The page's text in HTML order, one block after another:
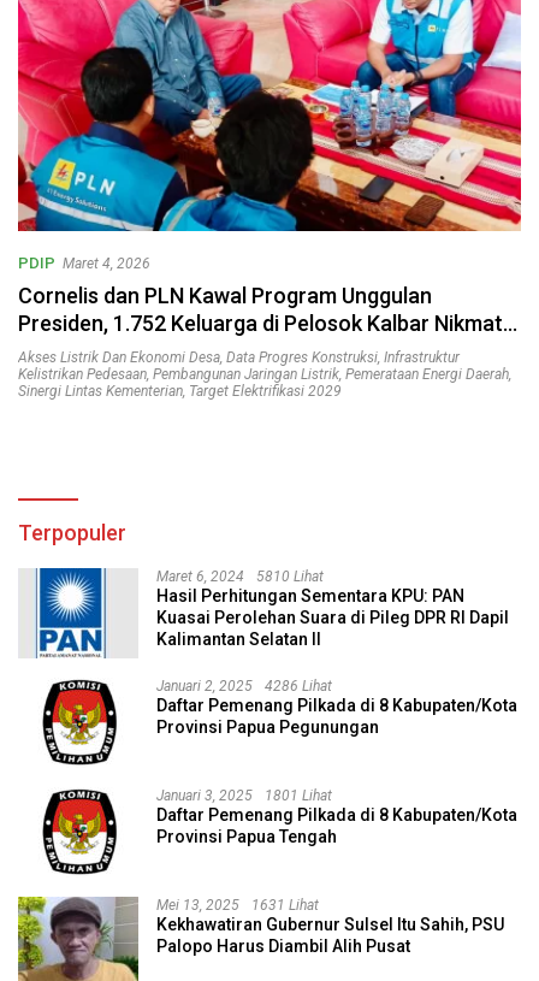
PDIP Maret 4, 2026
Cornelis dan PLN Kawal Program Unggulan
Presiden, 1.752 Keluarga di Pelosok Kalbar Nikmati
Aliran Listrik
Akses Listrik Dan Ekonomi Desa, Data Progres Konstruksi, Infrastruktur
Kelistrikan Pedesaan, Pembangunan Jaringan Listrik, Pemerataan Energi Daerah,
Sinergi Lintas Kementerian, Target Elektrifikasi 2029
Terpopuler
Maret 6, 2024 5810 Lihat
Hasil Perhitungan Sementara KPU: PAN
Kuasai Perolehan Suara di Pileg DPR RI Dapil
Kalimantan Selatan II
Januari 2, 2025 4286 Lihat
Daftar Pemenang Pilkada di 8 Kabupaten/Kota
Provinsi Papua Pegunungan
Januari 3, 2025 1801 Lihat
Daftar Pemenang Pilkada di 8 Kabupaten/Kota
Provinsi Papua Tengah
Mei 13, 2025 1631 Lihat
Kekhawatiran Gubernur Sulsel Itu Sahih, PSU
Palopo Harus Diambil Alih Pusat